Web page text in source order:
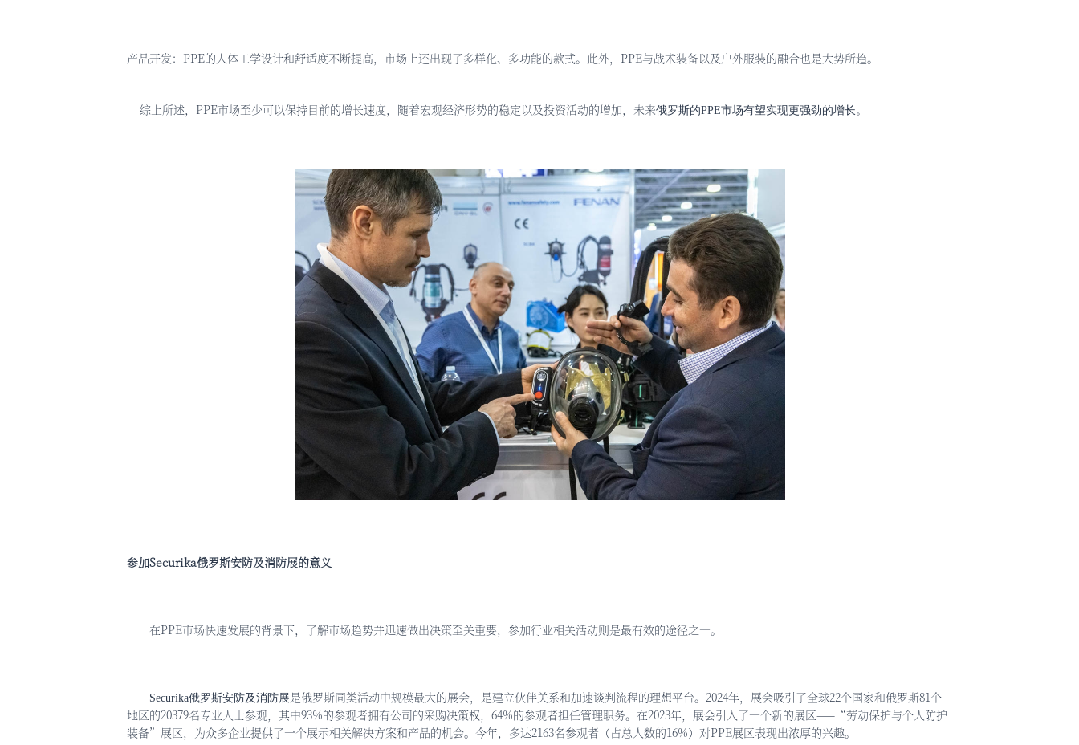
产品开发： PPE的人体工学设计和舒适度不断提高，市场上还出现了多样化、多功能的款式。此外，PPE与战术装备以及户外服装的融合也是大势所趋。
综上所述， PPE市场至少可以保持目前的增长速度，随着宏观经济形势的稳定以及投资活动的增加，未来俄罗斯的PPE市场有望实现更强劲的增长。
参加Securika俄罗斯安防及消防展的意义
在PPE市场快速发展的背景下，了解市场趋势并迅速做出决策至关重要，参加行业相关活动则是最有效的途径之一。
Securika俄罗斯安防及消防展是俄罗斯同类活动中规模最大的展会，是建立伙伴关系和加速谈判流程的理想平台。 2024年，展会吸引了全球22个国家和俄罗斯81个
地区的20379名专业人士参观，其中93%的参观者拥有公司的采购决策权，64%的参观者担任管理职务。在2023年，展会引入了一个新的展区——“劳动保护与个人防护
装备”展区，为众多企业提供了一个展示相关解决方案和产品的机会。今年，多达2163名参观者（占总人数的16%）对PPE展区表现出浓厚的兴趣。